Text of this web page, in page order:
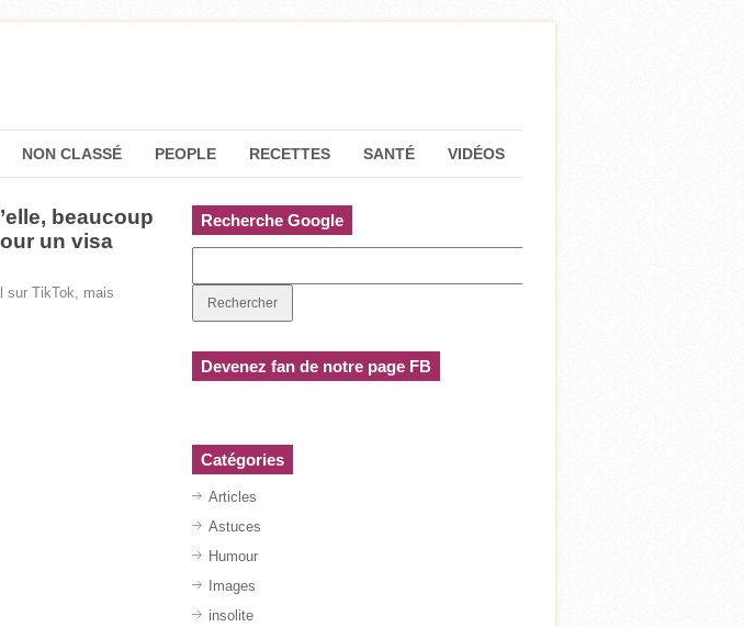
NON CLASSÉ PEOPLE RECETTES SANTÉ VIDÉOS
beaucoup
un visa
sur TikTok, mais
Recherche Google
Devenez fan de notre page FB
Catégories
Articles
Astuces
Humour
Images
insolite